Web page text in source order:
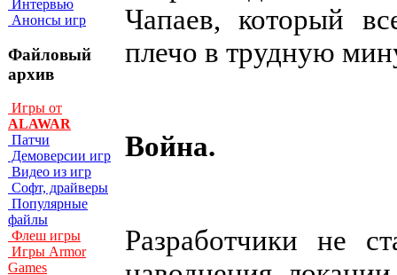
Интервью
Анонсы игр
Файловый
архив
Игры от
ALAWAR
Патчи
Демоверсии игр
Видео из игр
Софт, драйверы
Популярные
файлы
Флеш игры
Игры Armor
Games
Чапаев, который
плечо в трудную
Война.
Разработчики не